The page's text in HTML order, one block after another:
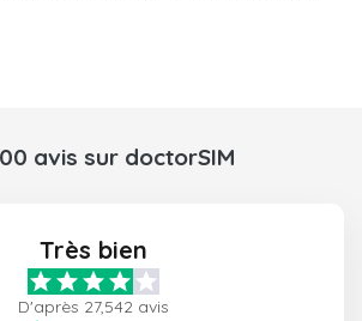
avis sur doctorSIM
Très bien
D'après 27,542 avis